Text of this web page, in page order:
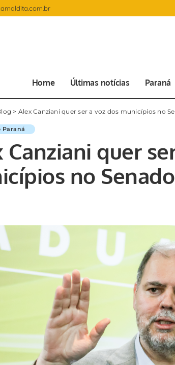
Home Últimas notícias Paraná
> Alex Canziani quer ser a voz dos municípios no
Paraná
Canziani quer
no Senado